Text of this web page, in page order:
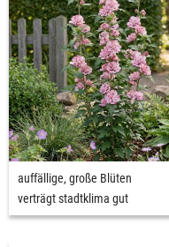
auffällige, große Blüten
verträgt stadtklima gut